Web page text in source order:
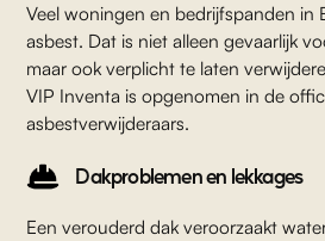
Veel woningen en bedrijfspanden in
asbest. Dat is niet alleen gevaarlijk
maar ook verplicht te laten
VIP Inventa is opgenomen in de
asbestverwijderaars.
Dakproblemen en lekkages
Een verouderd dak veroorzaakt